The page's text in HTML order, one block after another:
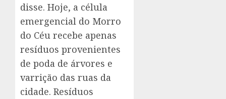
disse. Hoje, a célula
emergencial do Morro
do Céu recebe apenas
resíduos provenientes
de poda de árvores e
varrição das ruas da
cidade. Resíduos